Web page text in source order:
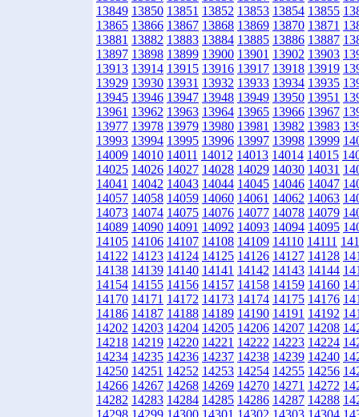
13849 13850 13851 13852 13853 13854 13855
13865 13866 13867 13868 13869 13870 13871
13881 13882 13883 13884 13885 13886 13887
13897 13898 13899 13900 13901 13902 13903
13913 13914 13915 13916 13917 13918 13919
13929 13930 13931 13932 13933 13934 13935
13945 13946 13947 13948 13949 13950 13951
13961 13962 13963 13964 13965 13966 13967
13977 13978 13979 13980 13981 13982 13983
13993 13994 13995 13996 13997 13998 13999
14009 14010 14011 14012 14013 14014 14015
14025 14026 14027 14028 14029 14030 14031
14041 14042 14043 14044 14045 14046 14047
14057 14058 14059 14060 14061 14062 14063
14073 14074 14075 14076 14077 14078 14079
14089 14090 14091 14092 14093 14094 14095
14105 14106 14107 14108 14109 14110 14111
14122 14123 14124 14125 14126 14127 14128
14138 14139 14140 14141 14142 14143 14144
14154 14155 14156 14157 14158 14159 14160
14170 14171 14172 14173 14174 14175 14176
14186 14187 14188 14189 14190 14191 14192
14202 14203 14204 14205 14206 14207 14208
14218 14219 14220 14221 14222 14223 14224
14234 14235 14236 14237 14238 14239 14240
14250 14251 14252 14253 14254 14255 14256
14266 14267 14268 14269 14270 14271 14272
14282 14283 14284 14285 14286 14287 14288
14298 14299 14300 14301 14302 14303 14304